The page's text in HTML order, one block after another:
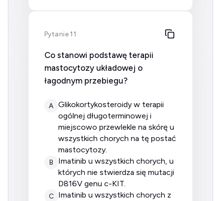
Pytanie 11
Co stanowi podstawę terapii
mastocytozy układowej o
łagodnym przebiegu?
A
glikokortykosteroidy w terapii
ogólnej długoterminowej i
miejscowo przewlekle na skórę u
wszystkich chorych na tę postać
mastocytozy.
B
imatinib u wszystkich chorych, u
których nie stwierdza się mutacji
D816V genu c-KIT.
C
imatinib u wszystkich chorych z